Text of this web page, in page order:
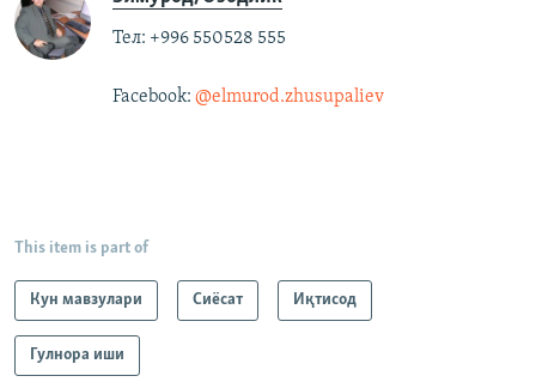
Тел: +996 550528 555
Facebook: @elmurod.zhusupaliev
This item is part of
Кун мавзулари Сиёсат Иқтисод
Гулнора иши